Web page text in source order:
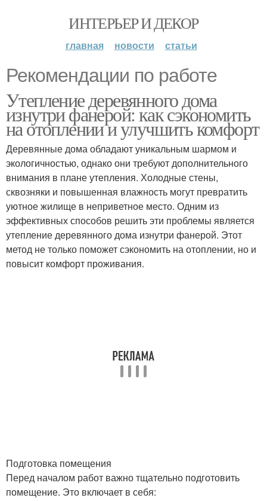
ИНТЕРЬЕР И ДЕКОР
главная новости статьи
Рекомендации по работе
Утепление деревянного дома
изнутри фанерой: как сэкономить
на отоплении и улучшить комфорт
Деревянные дома обладают уникальным шармом и
экологичностью, однако они требуют дополнительного
внимания в плане утепления. Холодные стены,
сквозняки и повышенная влажность могут превратить
уютное жилище в неприветное место. Одним из
эффективных способов решить эти проблемы является
утепление деревянного дома изнутри фанерой. Этот
метод не только поможет сэкономить на отоплении, но и
повысит комфорт проживания.
Подготовка помещения
Перед началом работ важно тщательно подготовить
помещение. Это включает в себя: